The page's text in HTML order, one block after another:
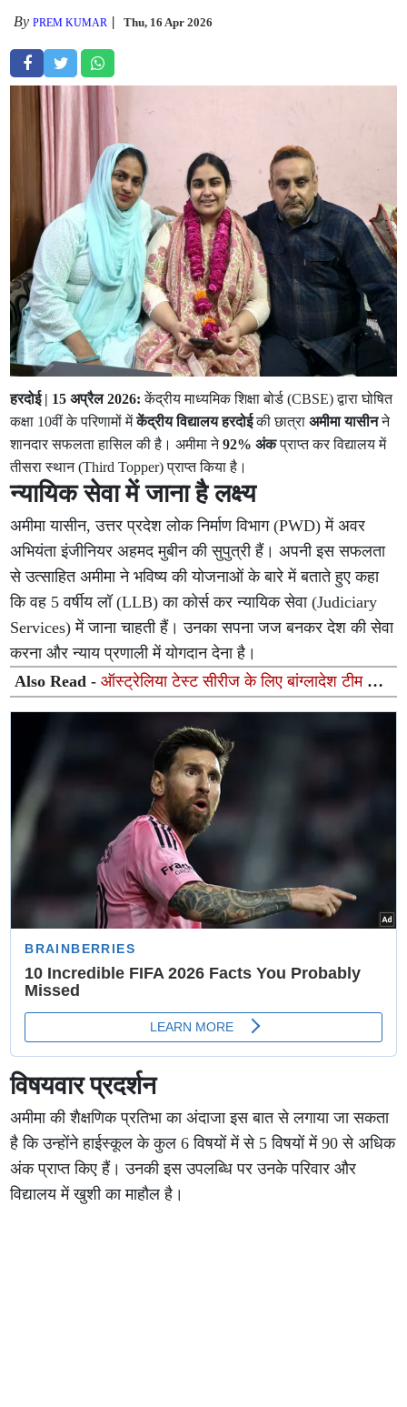
ByPREM KUMAR Thu, 16 Apr 2026
हरदोई | 15 अप्रैल 2026: केंद्रीय माध्यमिक शिक्षा बोर्ड (CBSE) द्वारा घोषित
कक्षा 10वीं के परिणामों मेंकेंद्रीय विद्यालय हरदोईकी छात्राअमीमा यासीनने
शानदार सफलता हासिल की है। अमीमा ने92% अंकप्राप्त कर विद्यालय में
तीसरा स्थान (Third Topper) प्राप्त किया है।
न्यायिक सेवा में जाना है लक्ष्य
अमीमा यासीन, उत्तर प्रदेश लोक निर्माण विभाग (PWD) में अवर
अभियंता इंजीनियर अहमद मुबीन की सुपुत्री हैं। अपनी इस सफलता
से उत्साहित अमीमा ने भविष्य की योजनाओं के बारे में बताते हुए कहा
कि वह 5 वर्षीय लॉ (LLB) का कोर्स कर न्यायिक सेवा (Judiciary
Services) में जाना चाहती हैं। उनका सपना जज बनकर देश की सेवा
करना और न्याय प्रणाली में योगदान देना है।
Also Read -ऑस्ट्रेलिया टेस्ट सीरीज के लिए बांग्लादेश टीम का
ऐलान: अनकैप्ड मुश्फिक हसन को मिला मौका, 5 साल बाद सौम्य
विषयवार प्रदर्शन
अमीमा की शैक्षणिक प्रतिभा का अंदाजा इस बात से लगाया जा सकता
है कि उन्होंने हाईस्कूल के कुल 6 विषयों में से 5 विषयों में 90 से अधिक
अंक प्राप्त किए हैं। उनकी इस उपलब्धि पर उनके परिवार और
विद्यालय में खुशी का माहौल है।